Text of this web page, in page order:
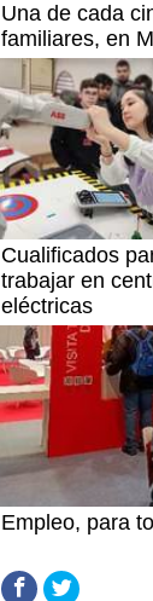
Una de cada
familiares, en
Cualificados
trabajar en
eléctricas
Empleo, para